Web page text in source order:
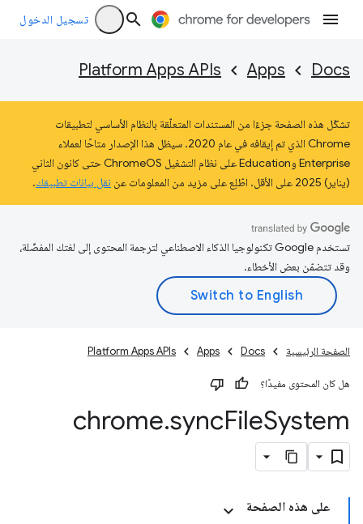
تسجيل الدخول
Docs
Apps
Platform Apps APIs
تشكّل هذه الصفحة جزءًا من المستندات المتعلّقة بالنظام الأساسي لتطبيقات
Chrome الذي تم إيقافه في عام 2020. سيظل هذا الإصدار متاحًا لعملاء
Enterprise وEducation على نظام التشغيل ChromeOS حتى كانون الثاني
(يناير) 2025 على الأقل. اطّلِع على مزيد من المعلومات عن
نقل بيانات تطبيقك.
تستخدم Google تكنولوجيا الذكاء الاصطناعي لترجمة المحتوى إلى لغتك المفضّلة،
وقد تتضمّن بعض الأخطاء.
الصفحة الرئيسية Docs
Apps
Platform Apps APIs
هل كان المحتوى مفيدًا؟
chrome.syncFileSystem
على هذه الصفحة